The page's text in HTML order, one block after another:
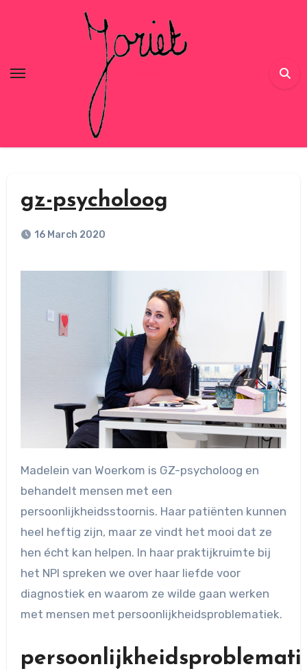
gz-psycholoog
16 March 2020
Madelein van Woerkom is GZ-psycholoog en
behandelt mensen met een
persoonlijkheidsstoornis. Haar patiënten kunnen
heel heftig zijn, maar ze vindt het mooi dat ze
hen écht kan helpen. In haar praktijkruimte bij
het NPI spreken we over haar liefde voor
diagnostiek en waarom ze wilde gaan werken
met mensen met persoonlijkheidsproblematiek.